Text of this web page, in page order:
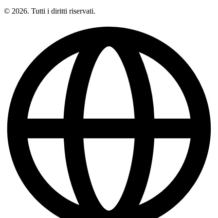
© 2026. Tutti i diritti riservati.